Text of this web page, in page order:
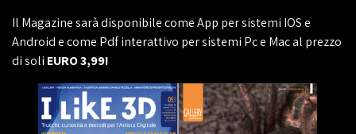
Il Magazine sarà disponibile come App per sistemi IOS e
Android e come Pdf interattivo per sistemi Pc e Mac al prezzo
di soli EURO 3,99!